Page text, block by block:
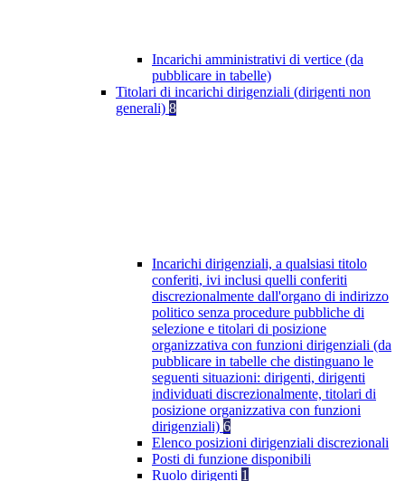
Incarichi amministrativi di vertice (da
pubblicare in tabelle)
Titolari di incarichi dirigenziali (dirigenti non
generali) 8
Incarichi dirigenziali, a qualsiasi titolo
conferiti, ivi inclusi quelli conferiti
discrezionalmente dall'organo di indirizzo
politico senza procedure pubbliche di
selezione e titolari di posizione
organizzativa con funzioni dirigenziali (da
pubblicare in tabelle che distinguano le
seguenti situazioni: dirigenti, dirigenti
individuati discrezionalmente, titolari di
posizione organizzativa con funzioni
dirigenziali) 6
Elenco posizioni dirigenziali discrezionali
Posti di funzione disponibili
Ruolo dirigenti 1